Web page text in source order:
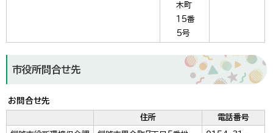
木町
15番
5号
市役所問合せ先
お問合せ先
住所 電話番号